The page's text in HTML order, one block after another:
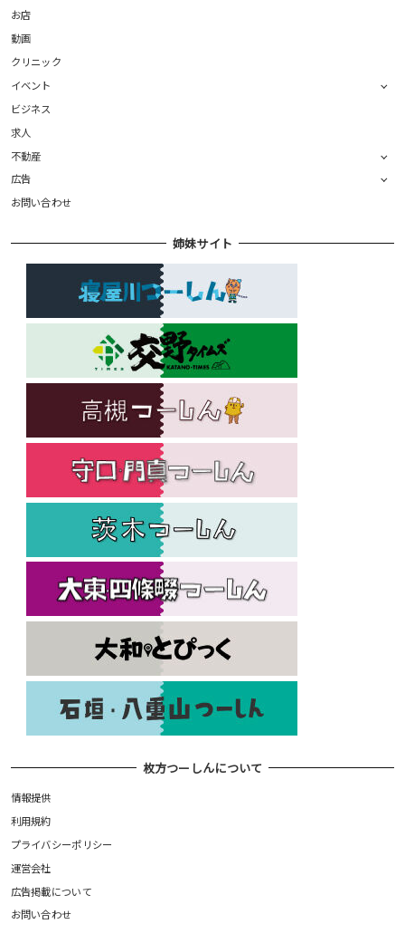
お店
動画
クリニック
イベント
ビジネス
求人
不動産
広告
お問い合わせ
姉妹サイト
枚方つーしんについて
情報提供
利用規約
プライバシーポリシー
運営会社
広告掲載について
お問い合わせ